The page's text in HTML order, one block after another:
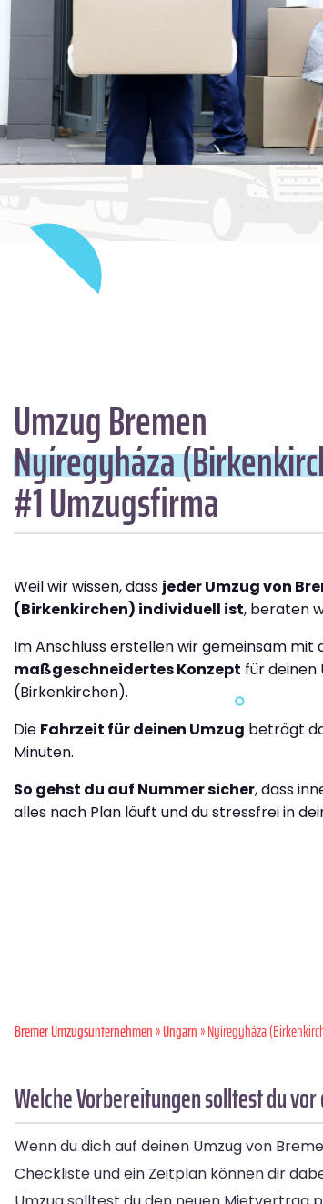
Umzug Bremen
Nyíregyháza
#1 Umzugsfirma
Weil wir wissen, dass jeder Umzug von
(Birkenkirchen) individuell ist, beraten
Im Anschluss erstellen wir gemeinsam mit
maßgeschneidertes Konzept für deinen
(Birkenkirchen).
Die Fahrzeit für deinen Umzug beträgt
Minuten.
So gehst du auf Nummer sicher, dass
alles nach Plan läuft und du stressfrei in
Bremer Umzugsunternehmen»Ungarn» Nyíregyháza
Welche Vorbereitungen solltest du
Wenn du dich auf deinen Umzug von
Checkliste und ein Zeitplan können dir